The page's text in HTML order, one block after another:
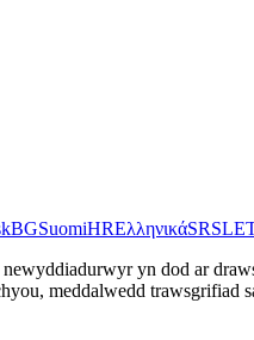
BGSuomiHRΕλληνικάSRSL
yn dod ar
meddalwedd